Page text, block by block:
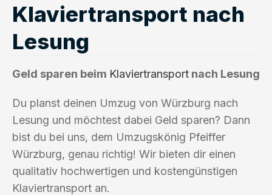
Klaviertransport nach
Lesung
Geld sparen beim Klaviertransport nach Lesung
Du planst deinen Umzug von Würzburg nach
Lesung und möchtest dabei Geld sparen? Dann
bist du bei uns, dem Umzugskönig Pfeiffer
Würzburg, genau richtig! Wir bieten dir einen
qualitativ hochwertigen und kostengünstigen
Klaviertransport an.